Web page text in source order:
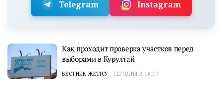
Telegram Instagram
Как проходит проверка участков перед
выборами в Курултай
ВЕСТНИК ЖЕТІСУ СЕГОДНЯ В 16:17